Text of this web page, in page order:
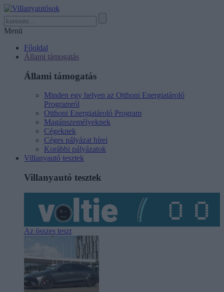
Menü
Főoldal
Állami támogatás
Állami támogatás
Minden egy helyen az Otthoni Energiatároló
Programról
Otthoni Energiatároló Program
Magánszemélyeknek
Cégeknek
Céges pályázat hírei
Korábbi pályázatok
Villanyautó tesztek
Villanyautó tesztek
Az összes teszt